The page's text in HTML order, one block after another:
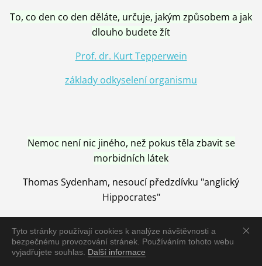
Tyto stránky používají cookies k analýze návštěvnosti a
bezpečnému provozování stránek. Používáním tohoto webu
vyjadřujete souhlas. Další informace
To, co den co den děláte, určuje, jakým způsobem a jak
dlouho budete žít
Prof. dr. Kurt Tepperwein
základy odkyselení organismu
Nemoc není nic jiného, než pokus těla zbavit se
morbidních látek
Thomas Sydenham, nesoucí předzdívku "anglický
Hippocrates"
Nemoc je vyléčena jen pomocí Přírody, neutralizací a